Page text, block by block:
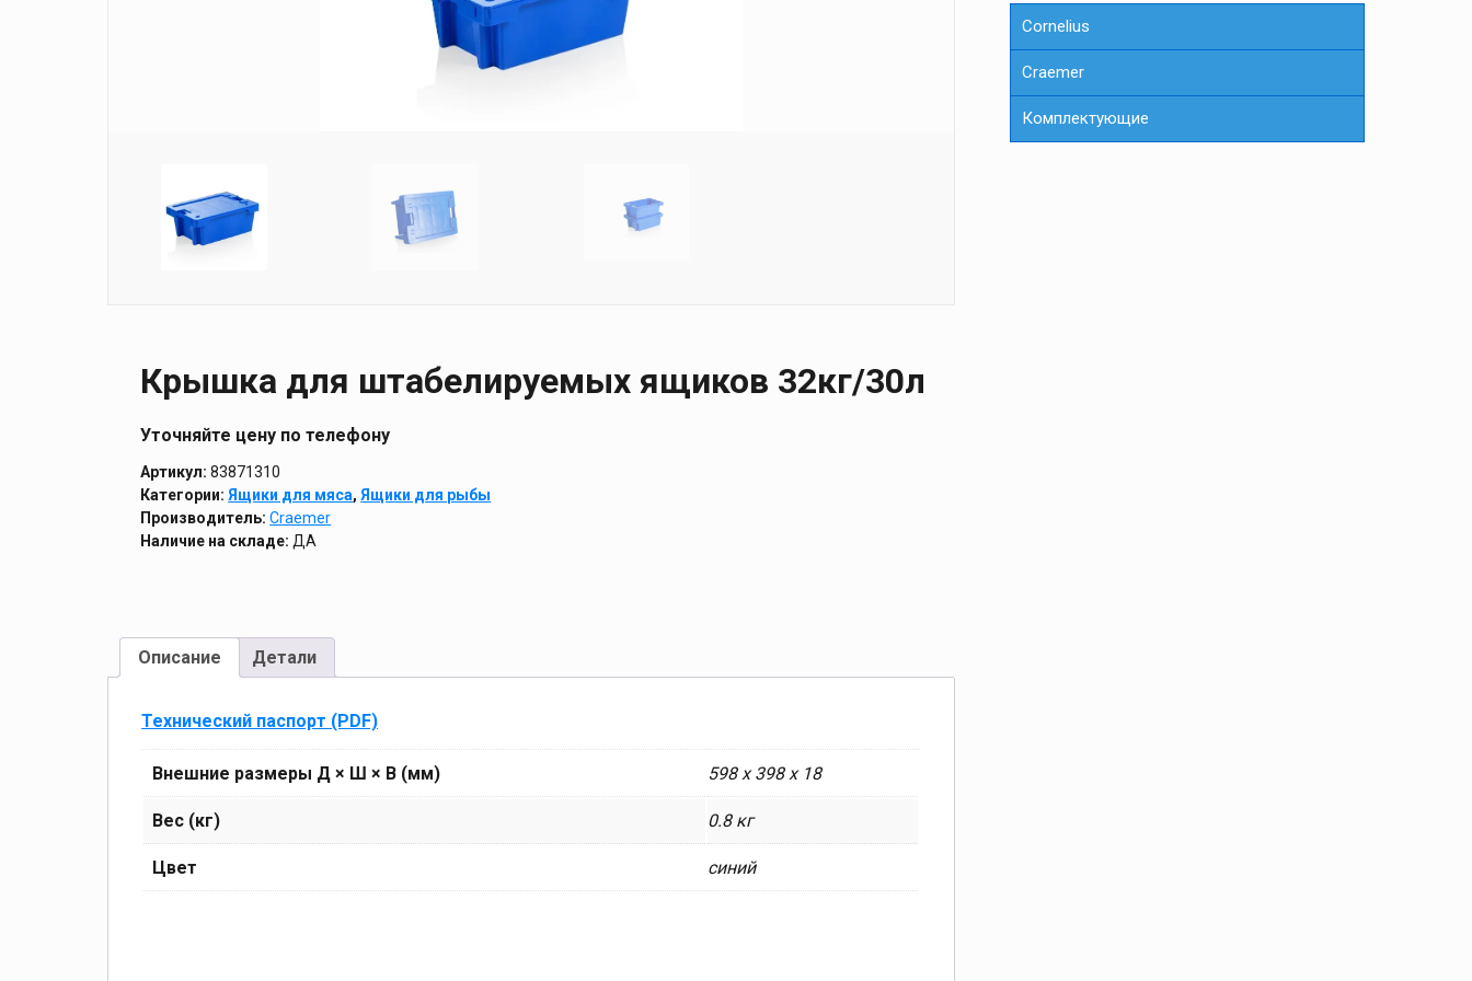
Крышка для штабелируемых ящиков 32кг/30л
Уточняйте цену по телефону
Артикул: 83871310
Категории: Ящики для мяса, Ящики для рыбы
Производитель:Craemer
Наличие на складе: ДА
Описание Детали
Технический паспорт (PDF)
Внешние размеры Д × Ш × В (мм) 598 х 398 х 18
Вес (кг) 0.8 кг
Цвет синий
Cornelius
Сraemer
Комплектующие